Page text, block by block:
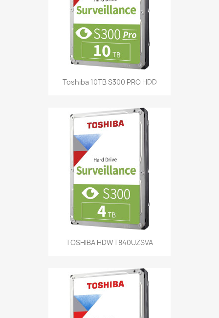
Toshiba 10TB S300 PRO HDD
TOSHIBA HDWT840UZSVA